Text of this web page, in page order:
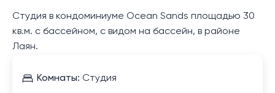
Студия в кондоминиуме Ocean Sands площадью 30
кв.м. с бассейном, с видом на бассейн, в районе
Лаян.
Комнаты: Студия